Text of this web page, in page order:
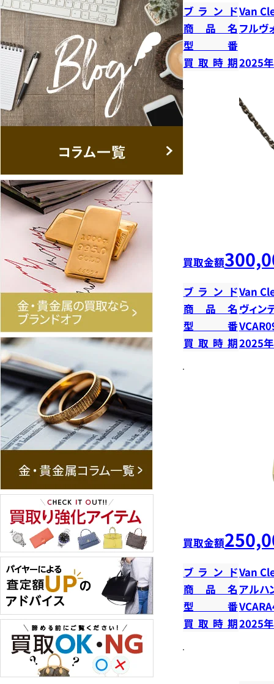
ブランドVan
商品名 フルヴ
型番
買取時期2025
買取金額
ブランドVan
商品名 ヴィン
型番
買取時期2025
買取金額
ブランドVan
商品名アルハ
型番
買取時期2025